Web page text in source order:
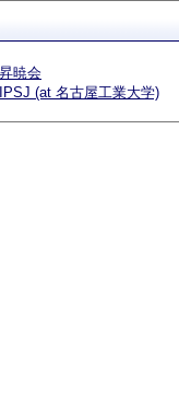
昇暁会
IPSJ (at 名古屋工業大学)